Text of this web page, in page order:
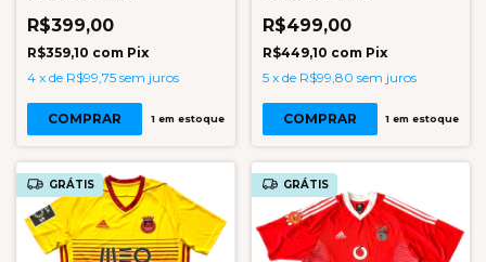
R$399,00
R$359,10 com Pix
4 x de R$99,75 sem juros
COMPRAR 1em estoque
R$499,00
R$449,10 com Pix
5 x de R$99,80 sem juros
COMPRAR 1 em estoque
GRÁTIS GRÁTIS